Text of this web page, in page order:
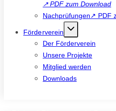
↗ PDF zum Download
Nachprüfungen↗ PDF
Förderverein
Der Förderverein
Unsere Projekte
Mitglied werden
Downloads